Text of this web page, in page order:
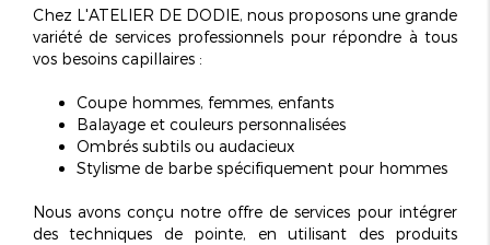
Chez L'ATELIER DE DODIE, nous proposons une grande
variété de services professionnels pour répondre à tous
vos besoins capillaires :
Coupe hommes, femmes, enfants
Balayage et couleurs personnalisées
Ombrés subtils ou audacieux
Stylisme de barbe spécifiquement pour hommes
Nous avons conçu notre offre de services pour intégrer
des techniques de pointe, en utilisant des produits